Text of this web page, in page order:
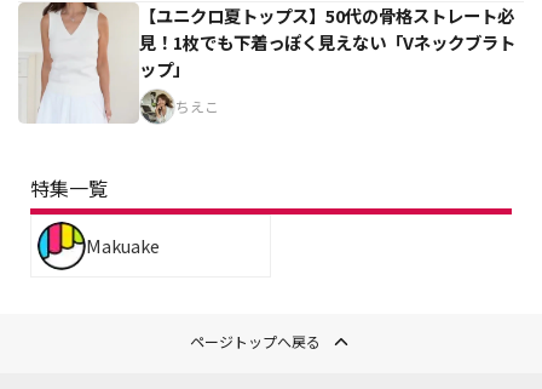
【ユニクロ夏トップス】50代の骨格ストレート必
見！1枚でも下着っぽく見えない「Vネックブラト
ップ」
ちえこ
特集一覧
Makuake
ページトップへ戻る